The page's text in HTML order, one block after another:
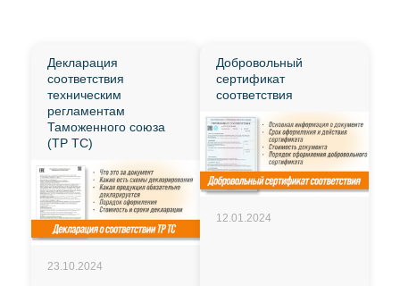
Декларация
соответствия
техническим
регламентам
Таможенного союза
(ТР ТС)
23.10.2024
Добровольный
сертификат
соответствия
12.01.2024